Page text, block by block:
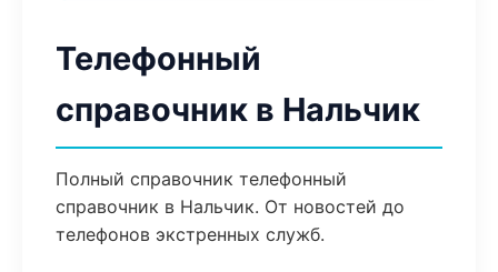
Телефонный
справочник в Нальчик
Полный справочник телефонный
справочник в Нальчик. От новостей до
телефонов экстренных служб.